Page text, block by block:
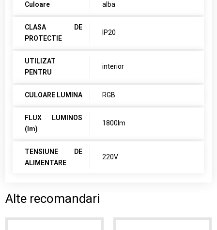
Culoare alba
CLASA DE
PROTECTIE
IP20
UTILIZAT
PENTRU
interior
CULOARE LUMINA RGB
FLUX LUMINOS
(lm)
1800lm
TENSIUNE DE
ALIMENTARE
220V
Alte recomandari